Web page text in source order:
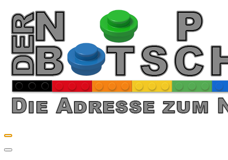
Skip
content